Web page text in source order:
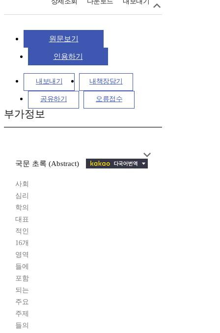
원문보기
인용하기
내보내기 내책장담기
공유하기 오류접수
부가정보
국문 초록 (Abstract)
사회
심리
학의
대표
적인
16개
영역
들에
포함
되는
주요
주제
들의